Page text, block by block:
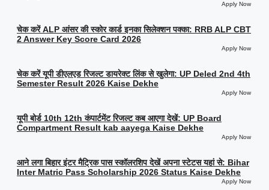
Apply Now
चेक करें ALP आंसर की स्कोर कार्ड इनका सिलेक्शन पक्का: RRB ALP CBT
2 Answer Key Score Card 2026
Apply Now
चेक करें यूपी डीएलएड रिजल्ट डायरेक्ट लिंक से खुलेगा: UP Deled 2nd 4th
Semester Result 2026 Kaise Dekhe
Apply Now
यूपी बोर्ड 10th 12th कंपार्टमेंट रिजल्ट कब आएगा देखें: UP Board
Compartment Result kab aayega Kaise Dekhe
Apply Now
आने लगा बिहार इंटर मैट्रिक पास स्कॉलरशिप देखें अपना स्टेटस यहां से: Bihar
Inter Matric Pass Scholarship 2026 Status Kaise Dekhe
Apply Now